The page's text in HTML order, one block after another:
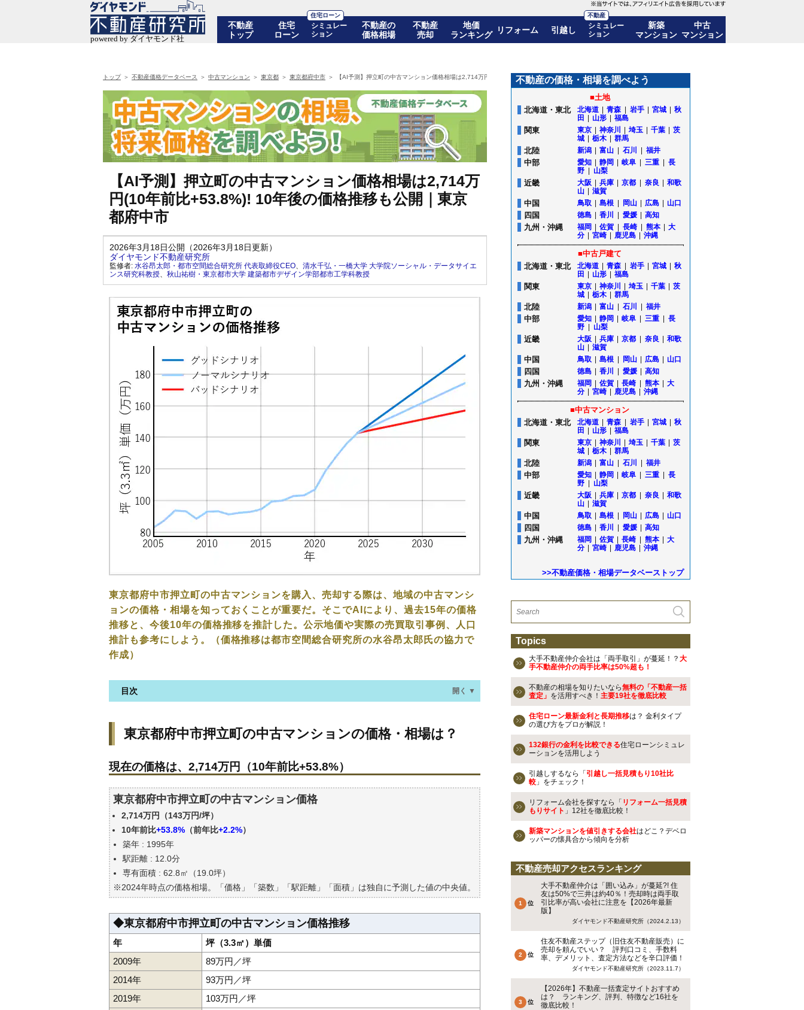
不動産
トップ
住宅
ローン
住宅ローン
シミュレー
ション
不動産の
価格相場
不動産
売却
地価
ランキング
リフォーム 引越し
不動産
シミュレー
ション
新築
マンション
中古
マンション
トップ 不動産価格データベース 中古マンション 東京都 東京都府中市 【AI予測】押立町の中古マンション価格相場は2,714万円(10年前比+53.8%)! 10年後の価格推移も公開｜東京都府中市
【AI予測】押立町の中古マンション価格相場は2,714万
円(10年前比+53.8%)! 10年後の価格推移も公開｜東京
都府中市
2026年3月18日公開（2026年3月18日更新）
ダイヤモンド不動産研究所
監修者: 水谷昂太郎・都市空間総合研究所 代表取締役CEO、 清水千弘・一橋大学 大学院ソーシャル・データサイエ
ンス研究科教授、 秋山祐樹・東京都市大学 建築都市デザイン学部都市工学科教授
東京都府中市押立町の中古マンションを購入、売却する際は、地域の中古マンシ
ョンの価格・相場を知っておくことが重要だ。そこでAIにより、過去15年の価格
推移と、今後10年の価格推移を推計した。公示地価や実際の売買取引事例、人口
推計も参考にしよう。（価格推移は都市空間総合研究所の水谷昂太郎氏の協力で
作成）
目次 開く ▼
現在の価格は、2,714万円（10年前比+53.8%）
駅からの徒歩距離で価格はどうなる？
築年数で価格はどうなる？
東京都府中市押立町の中古マンションの過去の売買事例
公示地価はいくら
エリアの将来性を人口予想から検討しよう
自分の年収でいくらの不動産が買える？
東京都府中市押立町の中古マンションの価格・相場は？
現在の価格は、2,714万円（10年前比+53.8%）
東京都府中市押立町の中古マンション価格
2,714万円（143万円/坪）
10年前比+53.8% （前年比+2.2%）
築年 : 1995年
駅距離 : 12.0分
専有面積 : 62.8㎡（19.0坪）
※2024年時点の価格相場。「価格」「築数」「駅距離」「面積」は独自に予測した値の中央値。
◆東京都府中市押立町の中古マンション価格推移
年
坪（3.3㎡）単価
2009年
89万円／坪
2014年
93万円／坪
2019年
103万円／坪
不動産の価格・相場を調べよう
■土地
北海道・東北
北海道 青森 岩手 宮城
秋
田
山形 福島
関東 東京 神奈川 埼玉 千葉
茨
城
栃木 群馬
北陸 新潟 富山 石川 福井
中部 愛知 静岡 岐阜 三重
長
野
山梨
近畿 大阪 兵庫 京都 奈良
和歌
山
滋賀
中国 鳥取 島根 岡山 広島 山口
四国 徳島 香川 愛媛 高知
九州・沖縄 福岡 佐賀 長崎 熊本
大
分
宮崎 鹿児島 沖縄
■中古戸建て
北海道・東北
北海道 青森 岩手 宮城
秋
田
山形 福島
関東 東京 神奈川 埼玉 千葉
茨
城
栃木 群馬
北陸 新潟 富山 石川 福井
中部 愛知 静岡 岐阜 三重
長
野
山梨
近畿 大阪 兵庫 京都 奈良
和歌
山
滋賀
中国 鳥取 島根 岡山 広島 山口
四国 徳島 香川 愛媛 高知
九州・沖縄 福岡 佐賀 長崎 熊本
大
分
宮崎 鹿児島 沖縄
■中古マンション
北海道・東北
北海道 青森 岩手 宮城
秋
田
山形 福島
関東 東京 神奈川 埼玉 千葉
茨
城
栃木 群馬
北陸 新潟 富山 石川 福井
中部 愛知 静岡 岐阜 三重
長
野
山梨
近畿 大阪 兵庫 京都 奈良
和歌
山
滋賀
中国 鳥取 島根 岡山 広島 山口
四国 徳島 香川 愛媛 高知
九州・沖縄 福岡 佐賀 長崎 熊本
大
分
宮崎 鹿児島 沖縄
>>不動産価格・相場データベーストップ
Topics
大手不動産仲介会社は「両手取引」が蔓延！？ 大
手不動産仲介の両手比率は50%超も！
不動産の相場を知りたいなら無料の「不動産一括
査定」 を活用すべき！ 主要19社を徹底比較
住宅ローン最新金利と長期推移は？ 金利タイプ
の選び方をプロが解説！
132銀行の金利を比較できる住宅ローンシミュレ
ーションを活用しよう
引越しするなら「 引越し一括見積もり10社比
較 」をチェック！
リフォーム会社を探すなら「 リフォーム一括見積
もりサイト 」12社を徹底比較！
新築マンションを値引きする会社はどこ？デベロ
ッパーの懐具合から傾向を分析
不動産売却アクセスランキング
大手不動産仲介は「囲い込み」が蔓延?! 住
友は50%で三井は約40％！売却時は両手取
引比率が高い会社に注意を【2026年最新
版】
ダイヤモンド不動産研究所（2024.2.13）
住友不動産ステップ（旧住友不動産販売）に
売却を頼んでいい？ 評判口コミ、手数料
率、デメリット、査定方法などを辛口評価！
ダイヤモンド不動産研究所（2023.11.7）
【2026年】不動産一括査定サイトおすすめ
は？ ランキング、評判、特徴など16社を
徹底比較！